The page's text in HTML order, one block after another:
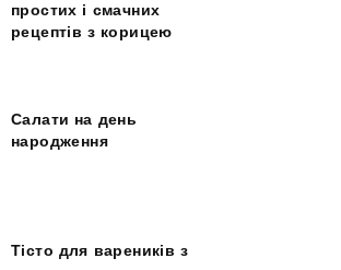
простих і смачних
рецептів з корицею
Салати на день
народження
Тісто для вареників з